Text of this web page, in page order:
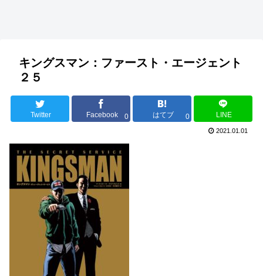
キングスマン：ファースト・エージェント
２５
Twitter Facebook 0 はてブ 0 LINE
2021.01.01